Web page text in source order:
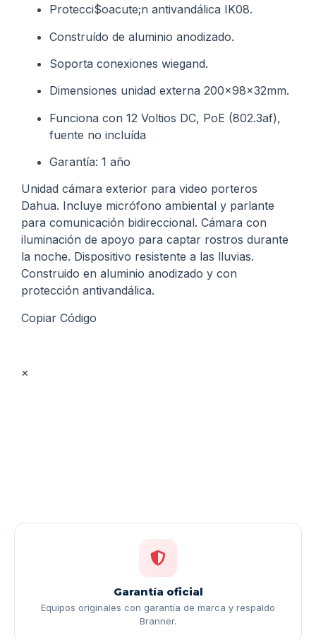
Protecci$oacute;n antivandálica IK08.
Construído de aluminio anodizado.
Soporta conexiones wiegand.
Dimensiones unidad externa 200x98x32mm.
Funciona con 12 Voltios DC, PoE (802.3af),
fuente no incluída
Garantía: 1 año
Unidad cámara exterior para video porteros
Dahua. Incluye micrófono ambiental y parlante
para comunicación bidireccional. Cámara con
iluminación de apoyo para captar rostros durante
la noche. Dispositivo resistente a las lluvias.
Construido en aluminio anodizado y con
protección antivandálica.
Copiar Código
×
Garantía oficial
Equipos originales con garantía de marca y respaldo
Branner.